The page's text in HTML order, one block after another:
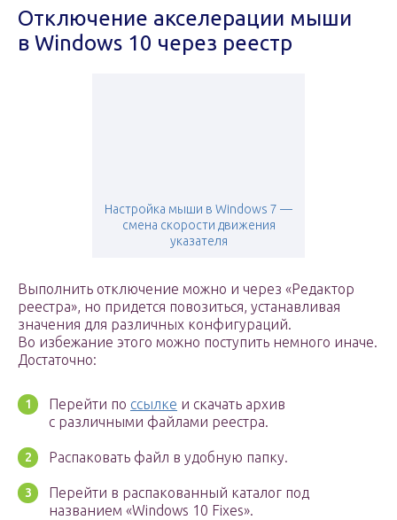
Отключение акселерации мыши
в Windows 10 через реестр
Настройка мыши в Windows 7 —
смена скорости движения
указателя
Выполнить отключение можно и через «Редактор
реестра», но придется повозиться, устанавливая
значения для различных конфигураций.
Во избежание этого можно поступить немного иначе.
Достаточно:
Перейти по ссылке и скачать архив
с различными файлами реестра.
Распаковать файл в удобную папку.
Перейти в распакованный каталог под
названием «Windows 10 Fixes».